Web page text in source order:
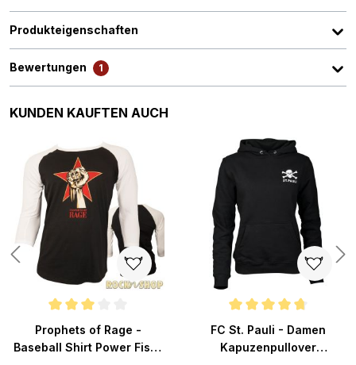
Produkteigenschaften
Bewertungen 1
Produktgalerie überspringen
KUNDEN KAUFTEN AUCH
Durchschnittliche Bewertung von 3 von 5 Sternen
Prophets of Rage -
Baseball Shirt Power Fist -
Durchschnittliche Bewertung
FC St. Pauli - Damen
Kapuzenpullover